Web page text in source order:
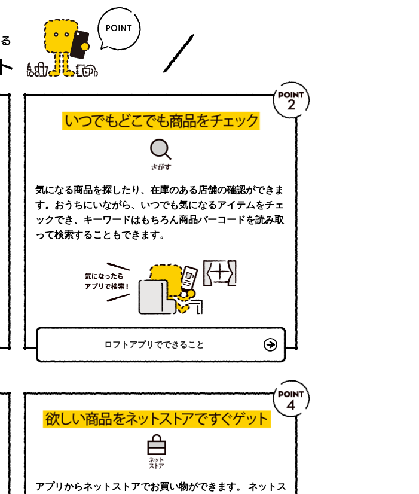
気になる商品を探したり、在庫のある店舗の確認ができま
す。おうちにいながら、いつでも気になるアイテムをチェ
ックでき、キーワードはもちろん商品バーコードを読み取
って検索することもできます。
ロフトアプリでできること
アプリからネットストアでお買い物ができます。 ネットス